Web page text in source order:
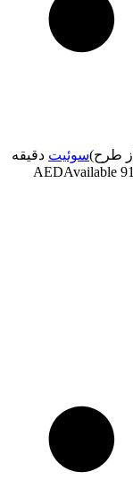
سوئیت دقیقه
Available